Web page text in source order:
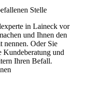
Stelle
in Laineck vor
und Ihnen den
nennen. Oder Sie
Kundeberatung und
Ihren Befall.